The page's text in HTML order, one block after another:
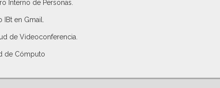
Interno de Personas
IBt en Gmail
de Videoconferencia.
de Cómputo